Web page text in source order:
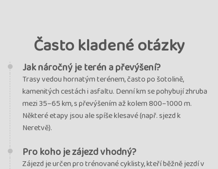
Často kladené otázky
Jak náročný je terén a převýšení?
Trasy vedou hornatým terénem, často po šotolině,
kamenitých cestách i asfaltu. Denní km se pohybují zhruba
mezi 35–65 km, s převýšením až kolem 800–1000 m.
Některé etapy jsou ale spíše klesavé (např. sjezd k
Neretvě).
Pro koho je zájezd vhodný?
Zájezd je určen pro trénované cyklisty, kteří běžně jezdí v